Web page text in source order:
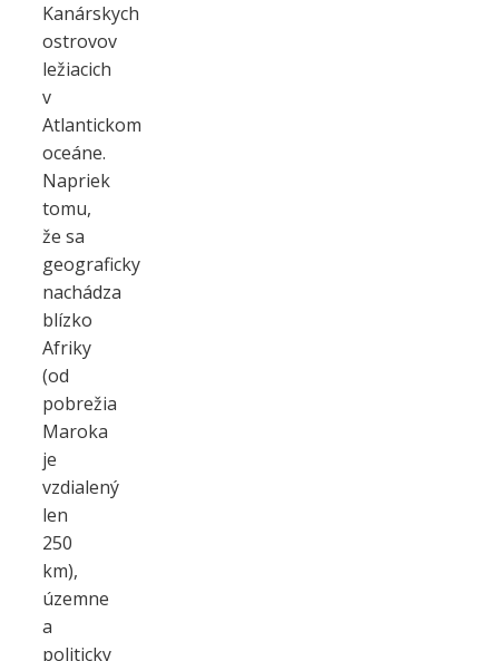
Kanárskych
ostrovov
ležiacich
v
Atlantickom
oceáne.
Napriek
tomu,
že sa
geograficky
nachádza
blízko
Afriky
(od
pobrežia
Maroka
je
vzdialený
len
250
km),
územne
a
politicky